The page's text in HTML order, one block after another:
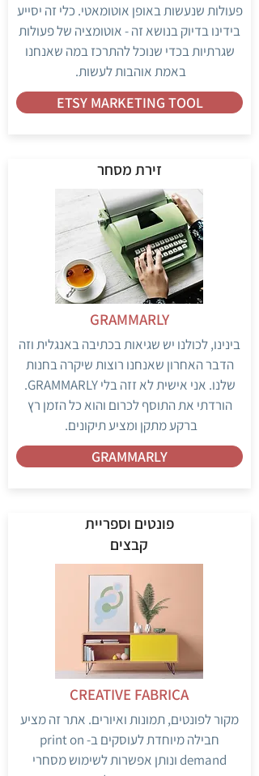
פעולות שנעשות באופן אוטומאטי. כלי זה יסייע
בידינו בדיוק בנושא זה - אוטומציה של פעולות
שגרתיות בכדי שנוכל להתרכז במה שאנחנו
באמת אוהבות לעשות.
ETSY MARKETING TOOL
זירת מסחר
בינינו, לכולנו יש שגיאות בכתיבה באנגלית וזה
הדבר האחרון שאנחנו רוצות שיקרה בחנות
שלנו. אני אישית לא זזה בלי GRAMMARLY.
הורדתי את התוסף לכרום והוא כל הזמן רץ
ברקע מתקן ומציע תיקונים.
GRAMMARLY
GRAMMARLY
פונטים וספריית
קבצים
מקור לפונטים, תמונות ואיורים. אתר זה מציע
חבילה מיוחדת לעוסקים ב- print on
demand ונותן אפשרות לשימוש מסחרי
CREATIVE FABRICA